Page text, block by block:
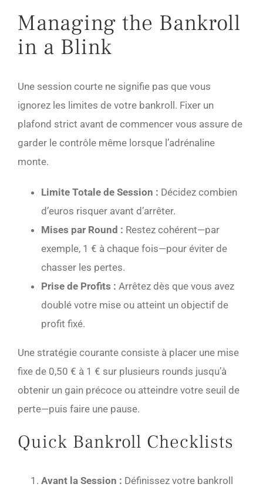
Managing the Bankroll
in a Blink
Une session courte ne signifie pas que vous
ignorez les limites de votre bankroll. Fixer un
plafond strict avant de commencer vous assure de
garder le contrôle même lorsque l’adrénaline
monte.
Limite Totale de Session : Décidez combien
d’euros risquer avant d’arrêter.
Mises par Round : Restez cohérent—par
exemple, 1 € à chaque fois—pour éviter de
chasser les pertes.
Prise de Profits : Arrêtez dès que vous avez
doublé votre mise ou atteint un objectif de
profit fixé.
Une stratégie courante consiste à placer une mise
fixe de 0,50 € à 1 € sur plusieurs rounds jusqu’à
obtenir un gain précoce ou atteindre votre seuil de
perte—puis faire une pause.
Quick Bankroll Checklists
Avant la Session : Définissez votre bankroll